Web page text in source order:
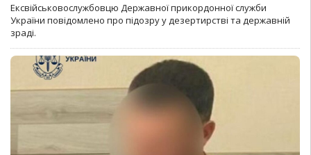
Ексвійськовослужбовцю Державної прикордонної служби
України повідомлено про підозру у дезертирстві та державній
зраді.